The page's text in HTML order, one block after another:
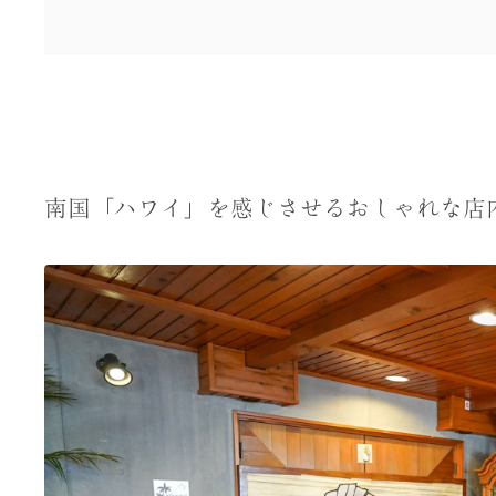
南国「ハワイ」を感じさせるおしゃれな店